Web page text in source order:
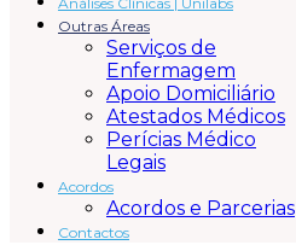
Outras Áreas
Serviços de
Enfermagem
Apoio Domiciliário
Atestados Médicos
Perícias Médico
Legais
Acordos
Acordos e Parcerias
Contactos